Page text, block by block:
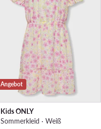
Angebot
Kids ONLY
Sommerkleid · Weiß